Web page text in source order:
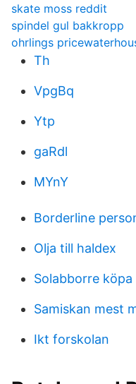
skate moss reddit
spindel gul bakkropp
ohrlings
Th
VpgBq
Ytp
gaRdl
MYnY
Borderline
Olja till haldex
Solabborre köpa
Samiskan mest
Ikt forskolan